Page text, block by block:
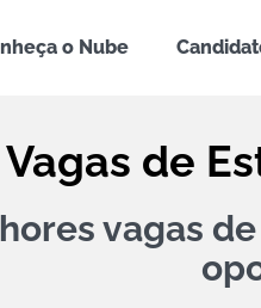
o Nube
Vagas de
vagas